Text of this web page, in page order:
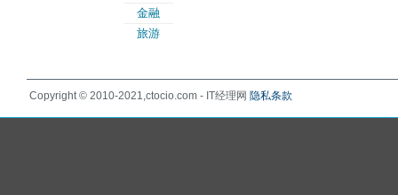
金融
旅游
Copyright © 2010-2021,ctocio.com - IT经理网 隐私条款